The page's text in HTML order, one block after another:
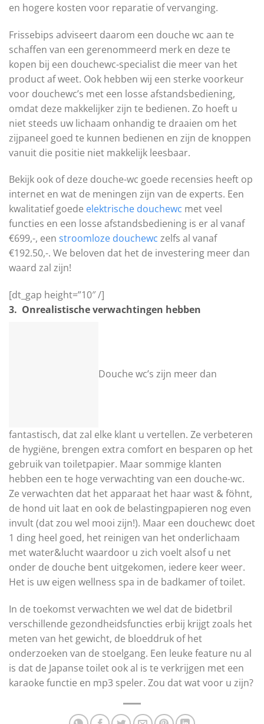
en hogere kosten voor reparatie of vervanging.
Frissebips adviseert daarom een douche wc aan te
schaffen van een gerenommeerd merk en deze te
kopen bij een douchewc-specialist die meer van het
product af weet. Ook hebben wij een sterke voorkeur
voor douchewc’s met een losse afstandsbediening,
omdat deze makkelijker zijn te bedienen. Zo hoeft u
niet steeds uw lichaam onhandig te draaien om het
zijpaneel goed te kunnen bedienen en zijn de knoppen
vanuit die positie niet makkelijk leesbaar.
Bekijk ook of deze douche-wc goede recensies heeft op
internet en wat de meningen zijn van de experts. Een
kwalitatief goede elektrische douchewc met veel
functies en een losse afstandsbediening is er al vanaf
€699,-, een stroomloze douchewc zelfs al vanaf
€192.50,-. We beloven dat het de investering meer dan
waard zal zijn!
[dt_gap height=”10″ /]
3. Onrealistische verwachtingen hebben
Douche wc’s zijn meer dan
fantastisch, dat zal elke klant u vertellen. Ze verbeteren
de hygiëne, brengen extra comfort en besparen op het
gebruik van toiletpapier. Maar sommige klanten
hebben een te hoge verwachting van een douche-wc.
Ze verwachten dat het apparaat het haar wast & föhnt,
de hond uit laat en ook de belastingpapieren nog even
invult (dat zou wel mooi zijn!). Maar een douchewc doet
1 ding heel goed, het reinigen van het onderlichaam
met water&lucht waardoor u zich voelt alsof u net
onder de douche bent uitgekomen, iedere keer weer.
Het is uw eigen wellness spa in de badkamer of toilet.
In de toekomst verwachten we wel dat de bidetbril
verschillende gezondheidsfuncties erbij krijgt zoals het
meten van het gewicht, de bloeddruk of het
onderzoeken van de stoelgang. Een leuke feature nu al
is dat de Japanse toilet ook al is te verkrijgen met een
karaoke functie en mp3 speler. Zou dat wat voor u zijn?